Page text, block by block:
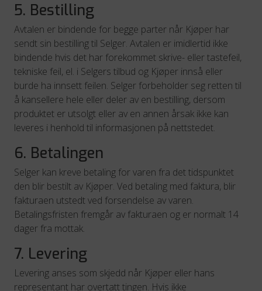
5. Bestilling
Avtalen er bindende for begge parter når Kjøper har
sendt sin bestilling til Selger. Avtalen er imidlertid ikke
bindende hvis det har forekommet skrive- eller tastefeil,
tekniske feil, el. i Selgers tilbud og Kjøper innså eller
burde ha innsett feilen. Selger forbeholder seg retten til
å kansellere hele eller deler av en bestilling, dersom
produktet er utsolgt eller av en annen årsak ikke kan
leveres i henhold til informasjonen på nettstedet.
6. Betalingen
Selger kan kreve betaling for varen fra det tidspunktet
den blir bestilt av Kjøper. Ved betaling med faktura, blir
fakturaen utstedt ved forsendelse av varen.
Betalingsfristen fremgår av fakturaen og er normalt 14
dager fra mottak.
7. Levering
Levering anses som skjedd når Kjøper eller hans
representant har overtatt tingen. Hvis ikke